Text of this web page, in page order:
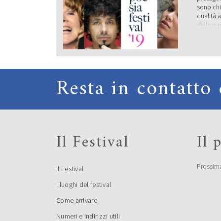
sono
qualità
della
19
un
DI
La
di
Resta in contatto
Il Festival
Il Festival
I luoghi del festival
Come arrivare
Numeri e indirizzi utili
Il